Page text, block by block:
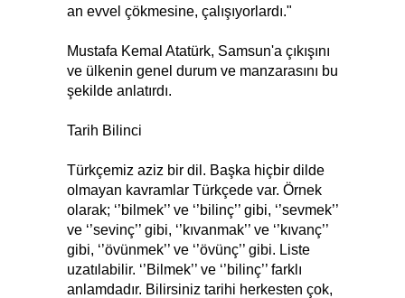
an evvel çökmesine, çalışıyorlardı."
Mustafa Kemal Atatürk, Samsun'a çıkışını
ve ülkenin genel durum ve manzarasını bu
şekilde anlatırdı.
Tarih Bilinci
Türkçemiz aziz bir dil. Başka hiçbir dilde
olmayan kavramlar Türkçede var. Örnek
olarak; ‘’bilmek’’ ve ‘’bilinç’’ gibi, ‘’sevmek’’
ve ‘’sevinç’’ gibi, ‘’kıvanmak’’ ve ‘’kıvanç’’
gibi, ‘’övünmek’’ ve ‘’övünç’’ gibi. Liste
uzatılabilir. ‘’Bilmek’’ ve ‘’bilinç’’ farklı
anlamdadır. Bilirsiniz tarihi herkesten çok,